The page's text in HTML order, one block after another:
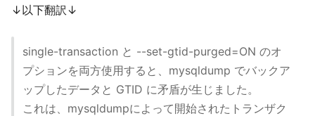
↓以下翻訳↓
single-transaction と --set-gtid-purged=ON のオ
プションを両方使用すると、mysqldump でバックア
ップしたデータと GTID に矛盾が生じました。
これは、mysqldumpによって開始されたトランザク